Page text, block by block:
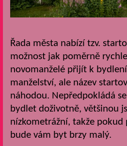
Řada města nabízí tzv.
možnost jak poměrně
novomanželé přijít k
manželství, ale název
náhodou. Nepředpokládá
bydlet doživotně, většinou
nízkometrážní, takže
bude vám byt brzy malý.